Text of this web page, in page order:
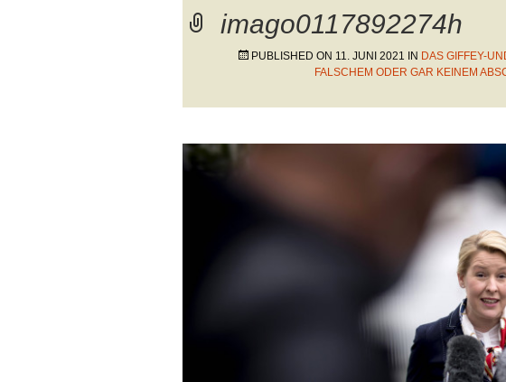
imago0117892274h
PUBLISHED ON 11. JUNI 2021 IN DAS GIFFEY-
FALSCHEM ODER GAR KEINEM